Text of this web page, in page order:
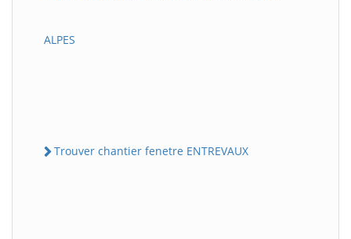
ALPES
Trouver chantier fenetre ENTREVAUX